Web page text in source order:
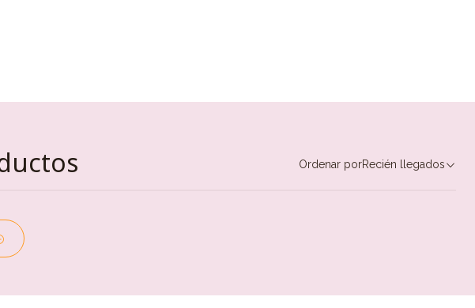
Ordenar porRecién llegados